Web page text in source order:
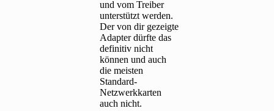
und vom Treiber
unterstützt werden.
Der von dir gezeigte
Adapter dürfte das
definitiv nicht
können und auch
die meisten
Standard-
Netzwerkkarten
auch nicht.